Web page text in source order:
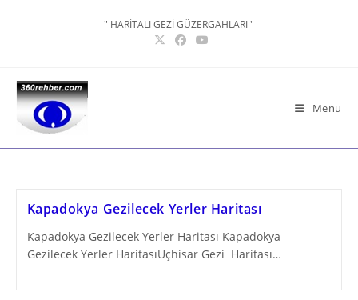
" HARİTALI GEZİ GÜZERGAHLARI "
Menu
Kapadokya Gezilecek Yerler Haritası
Kapadokya Gezilecek Yerler Haritası Kapadokya
Gezilecek Yerler HaritasıUçhisar Gezi Haritası…